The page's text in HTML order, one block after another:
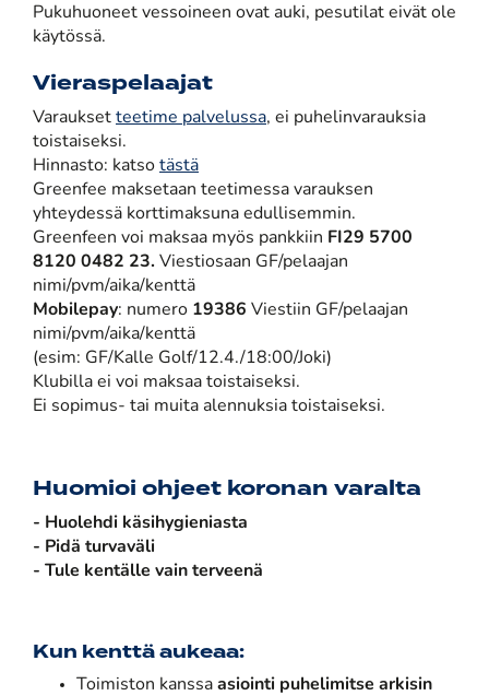
Pukuhuoneet vessoineen ovat auki, pesutilat eivät ole
käytössä.
Vieraspelaajat
Varaukset teetime palvelussa, ei puhelinvarauksia
toistaiseksi.
Hinnasto: katso tästä
Greenfee maksetaan teetimessa varauksen
yhteydessä korttimaksuna edullisemmin.
Greenfeen voi maksaa myös pankkiin FI29 5700
8120 0482 23. ​​​​​​​ Viestiosaan GF/pelaajan
nimi/pvm/aika/kenttä
Mobilepay: numero 19386 Viestiin GF/pelaajan
nimi/pvm/aika/kenttä
(esim: GF/Kalle Golf/12.4./18:00/Joki)
Klubilla ei voi maksaa toistaiseksi.
Ei sopimus- tai muita alennuksia toistaiseksi.
Huomioi ohjeet koronan varalta
- Huolehdi käsihygieniasta
- Pidä turvaväli
- Tule kentälle vain terveenä
Kun kenttä aukeaa:
Toimiston kanssa asiointi puhelimitse arkisin